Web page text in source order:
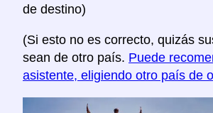
de destino)
(Si esto no es correcto, quizás
sean de otro país. Puede
asistente, eligiendo otro país de